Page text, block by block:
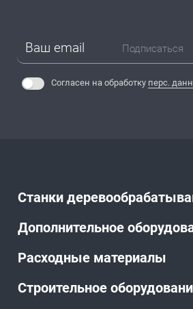
Станки
Дополнительное
Расходные материалы
Строительное
Подписаться
Согласен на обработку перс.